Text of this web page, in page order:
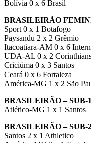
Bolívia 0 x 6 Brasil
BRASILEIRÃO
Sport 0 x 1 Botafogo
Paysandu 2 x 2 Grêmio
Itacoatiara-AM 0 x 6
UDA-AL 0 x 2
Criciúma 0 x 3 Santos
Ceará 0 x 6 Fortaleza
América-MG 1 x 2 São
BRASILEIRÃO – SUB-
Atlético-MG 1 x 1 Santos
BRASILEIRÃO – SUB-
Santos 2 x 1 Athletico